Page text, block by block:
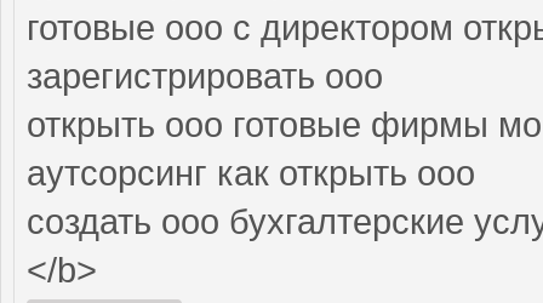
готовые ооо с директором
зарегистрировать ооо
открыть ооо готовые фирмы
аутсорсинг как открыть ооо
создать ооо бухгалтерские
</b>